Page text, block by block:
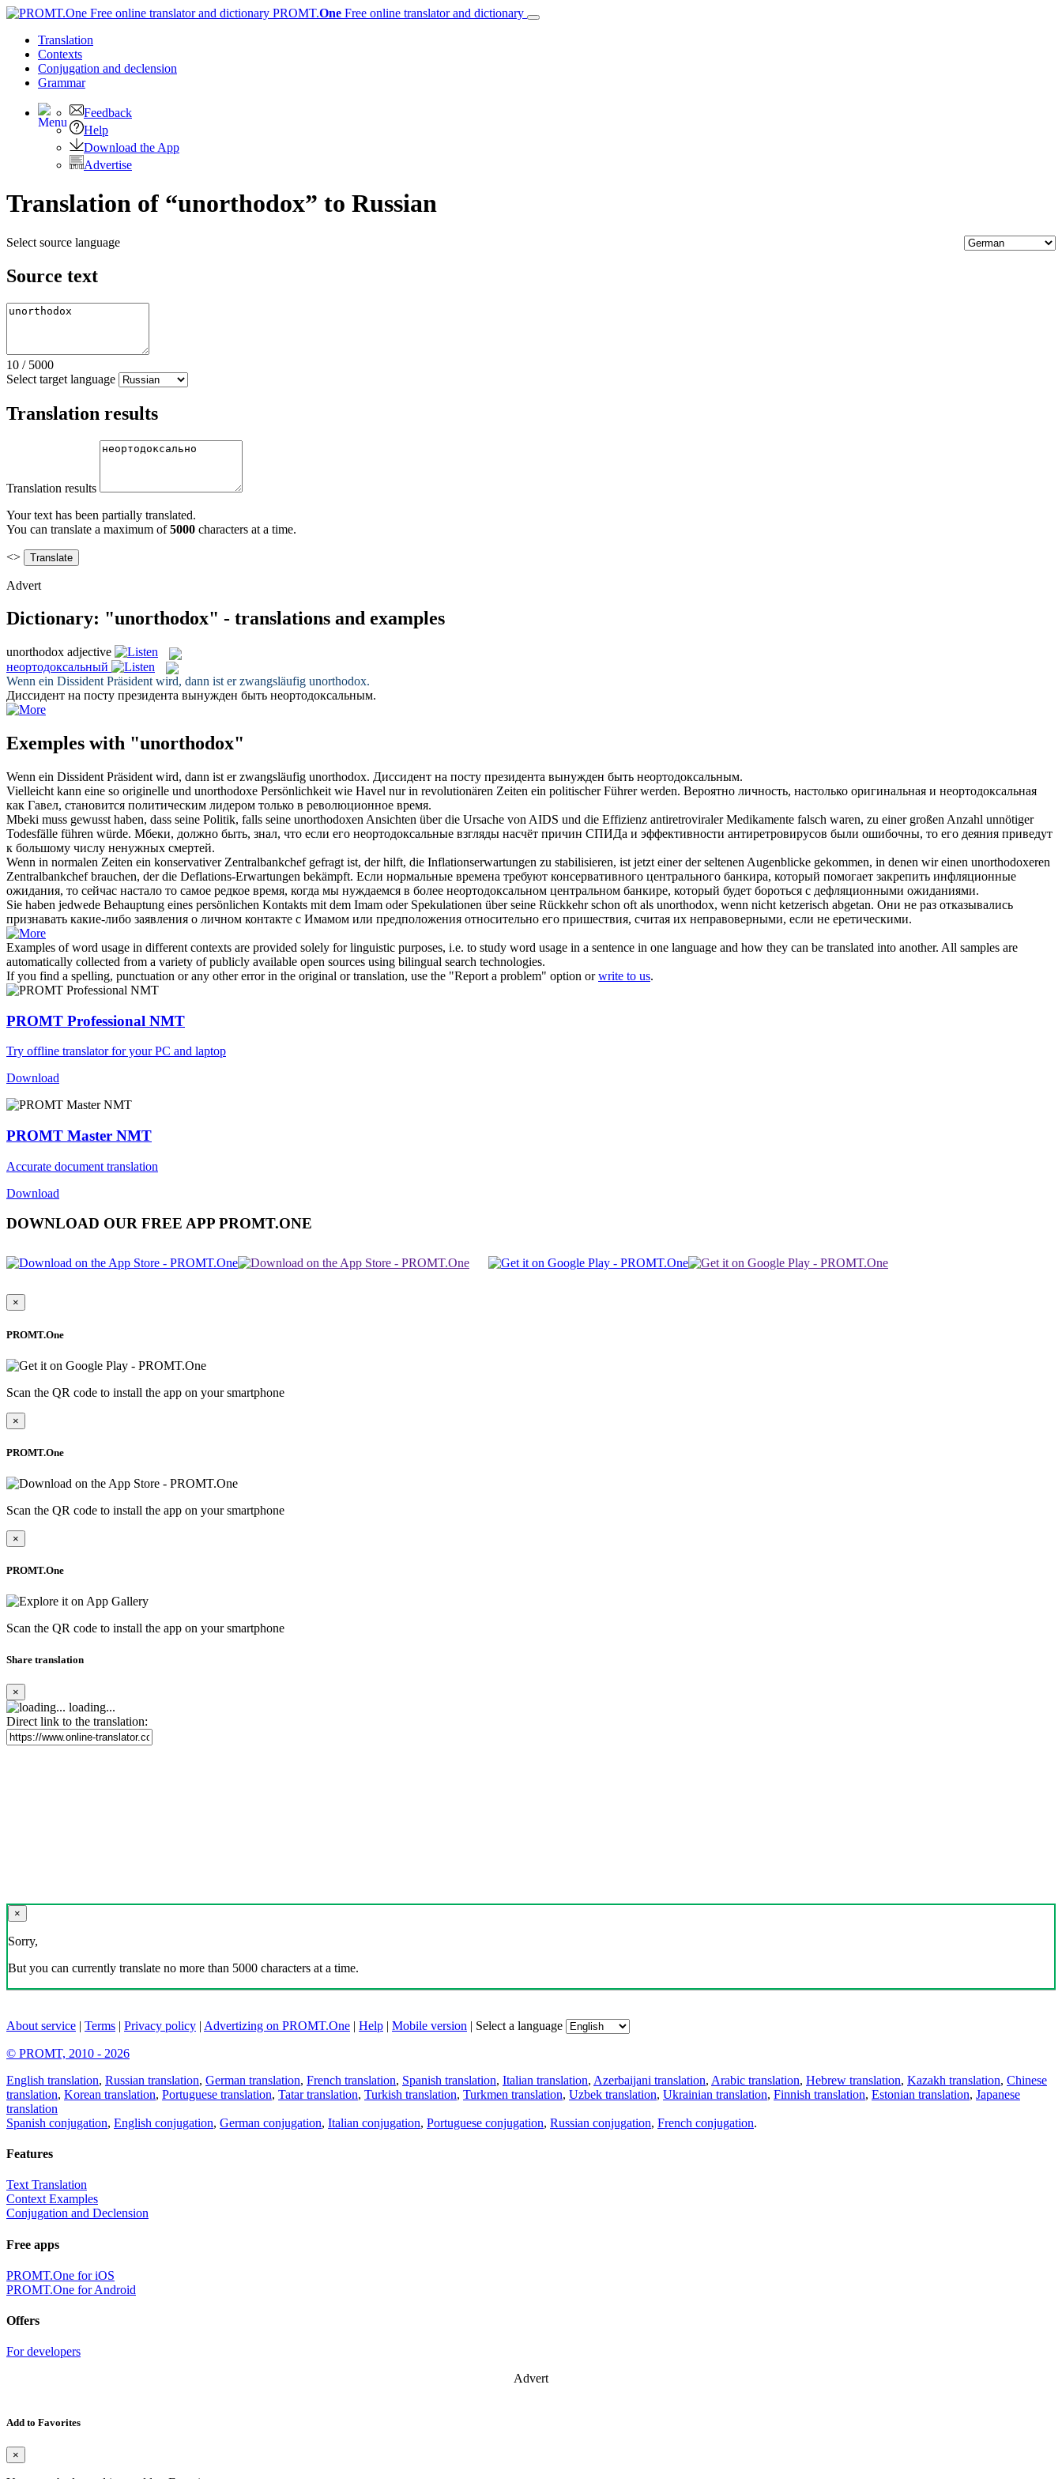
PROMT.One Free online translator and dictionary
Translation
Contexts
Conjugation and declension
Grammar
Feedback
Help
Download the App
Advertise
Translation of “unorthodox” to Russian
Select source language
Source text
10 / 5000
Select target language
Translation results
Translation results
Your text has been partially translated.
You can translate a maximum of5000 characters at a time.
<>
Advert
Dictionary: "unorthodox" - translations and examples
unorthodox adjective
неортодоксальный
Wenn ein Dissident Präsident wird, dann ist er zwangsläufig unorthodox.
Диссидент на посту президента вынужден быть неортодоксальным.
Exemples with "unorthodox"
Wenn ein Dissident Präsident wird, dann ist er zwangsläufig unorthodox. Диссидент на посту президента вынужден быть неортодоксальным.
Vielleicht kann eine so originelle und unorthodoxe Persönlichkeit wie Havel nur in revolutionären Zeiten ein politischer Führer werden. Вероятно личность, настолько оригинальная и неортодоксальная
как Гавел, становится политическим лидером только в революционное время.
Mbeki muss gewusst haben, dass seine Politik, falls seine unorthodoxen Ansichten über die Ursache von AIDS und die Effizienz antiretroviraler Medikamente falsch waren, zu einer großen Anzahl unnötiger
Todesfälle führen würde. Мбеки, должно быть, знал, что если его неортодоксальные взгляды насчёт причин СПИДа и эффективности антиретровирусов были ошибочны, то его деяния приведут
к большому числу ненужных смертей.
Wenn in normalen Zeiten ein konservativer Zentralbankchef gefragt ist, der hilft, die Inflationserwartungen zu stabilisieren, ist jetzt einer der seltenen Augenblicke gekommen, in denen wir einen unorthodoxeren
Zentralbankchef brauchen, der die Deflations-Erwartungen bekämpft. Если нормальные времена требуют консервативного центрального банкира, который помогает закрепить инфляционные
ожидания, то сейчас настало то самое редкое время, когда мы нуждаемся в более неортодоксальном центральном банкире, который будет бороться с дефляционными ожиданиями.
Sie haben jedwede Behauptung eines persönlichen Kontakts mit dem Imam oder Spekulationen über seine Rückkehr schon oft als unorthodox, wenn nicht ketzerisch abgetan. Они не раз отказывались
признавать какие-либо заявления о личном контакте с Имамом или предположения относительно его пришествия, считая их неправоверными, если не еретическими.
Examples of word usage in different contexts are provided solely for linguistic purposes, i.e. to study word usage in a sentence in one language and how they can be translated into another. All samples are
automatically collected from a variety of publicly available open sources using bilingual search technologies.
If you find a spelling, punctuation or any other error in the original or translation, use the "Report a problem" option orwrite to us.
PROMT Professional NMT
Try offline translator for your PC and laptop
Download
PROMT Master NMT
Accurate document translation
Download
DOWNLOAD OUR FREE APP PROMT.ONE
×
PROMT.One
Scan the QR code to install the app on your smartphone
×
PROMT.One
Scan the QR code to install the app on your smartphone
×
PROMT.One
Scan the QR code to install the app on your smartphone
Share translation
×
loading...
Direct link to the translation:
×
Sorry,
But you can currently translate no more than 5000 characters at a time.
About service | Terms | Privacy policy | Advertizing on PROMT.One | Help | Mobile version | Select a language
© PROMT, 2010 - 2026
English translation, Russian translation, German translation, French translation, Spanish translation, Italian translation, Azerbaijani translation, Arabic translation, Hebrew translation, Kazakh translation, Chinese
translation, Korean translation, Portuguese translation, Tatar translation, Turkish translation, Turkmen translation, Uzbek translation, Ukrainian translation, Finnish translation, Estonian translation, Japanese
translation
Spanish conjugation, English conjugation, German conjugation, Italian conjugation, Portuguese conjugation, Russian conjugation, French conjugation.
Features
Text Translation
Context Examples
Conjugation and Declension
Free apps
PROMT.One for iOS
PROMT.One for Android
Offers
For developers
Advert
Add to Favorites
×